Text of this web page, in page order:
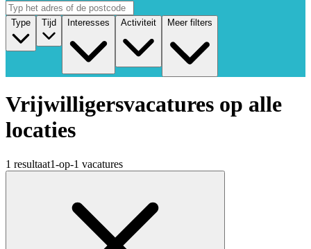
Type Tijd Interesses Activiteit Meer filters
Vrijwilligersvacatures op alle
locaties
1 resultaat1-op-1 vacatures